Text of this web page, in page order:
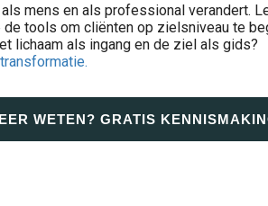
mens en als professional verandert.
tools om cliënten op zielsniveau te
lichaam als ingang en de ziel als gids?
WETEN? GRATIS